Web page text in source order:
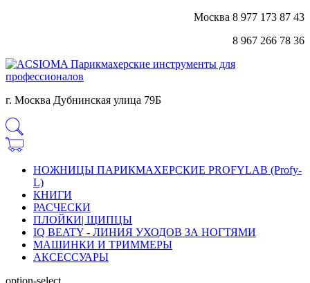
Москва 8 977 173 87 43
8 967 266 78 36
г. Москва Дубнинская улица 79Б
НОЖНИЦЫ ПАРИКМАХЕРСКИЕ PROFYLAB (Profy-
L)
КНИГИ
РАСЧЕСКИ
ПЛОЙКИ| ЩИПЦЫ
IQ BEATY - ЛИНИЯ УХОДОВ ЗА НОГТЯМИ
МАШИНКИ И ТРИММЕРЫ
АКСЕССУАРЫ